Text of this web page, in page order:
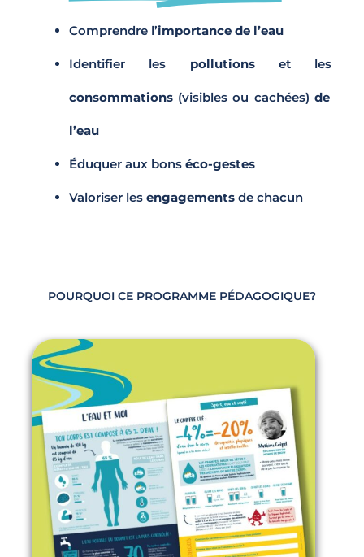
Comprendre l’importance de l’eau
Identifier les pollutions et les
consommations (visibles ou cachées) de
l’eau
Éduquer aux bonséco-gestes
Valoriser lesengagements de chacun
POURQUOI CE PROGRAMME PÉDAGOGIQUE?